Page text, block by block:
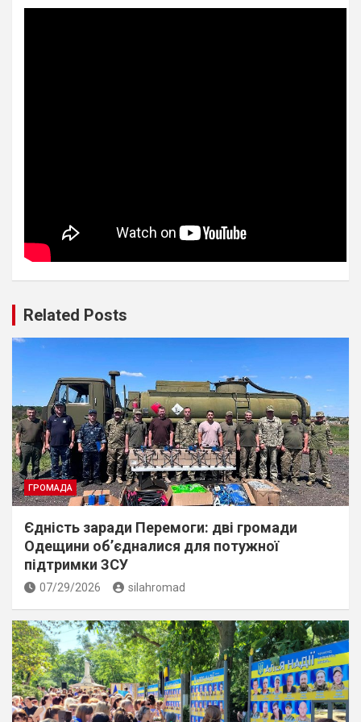
Related Posts
ГРОМАДА
Єдність заради Перемоги: дві громади
Одещини об’єдналися для потужної
підтримки ЗСУ
07/29/2026 silahromad